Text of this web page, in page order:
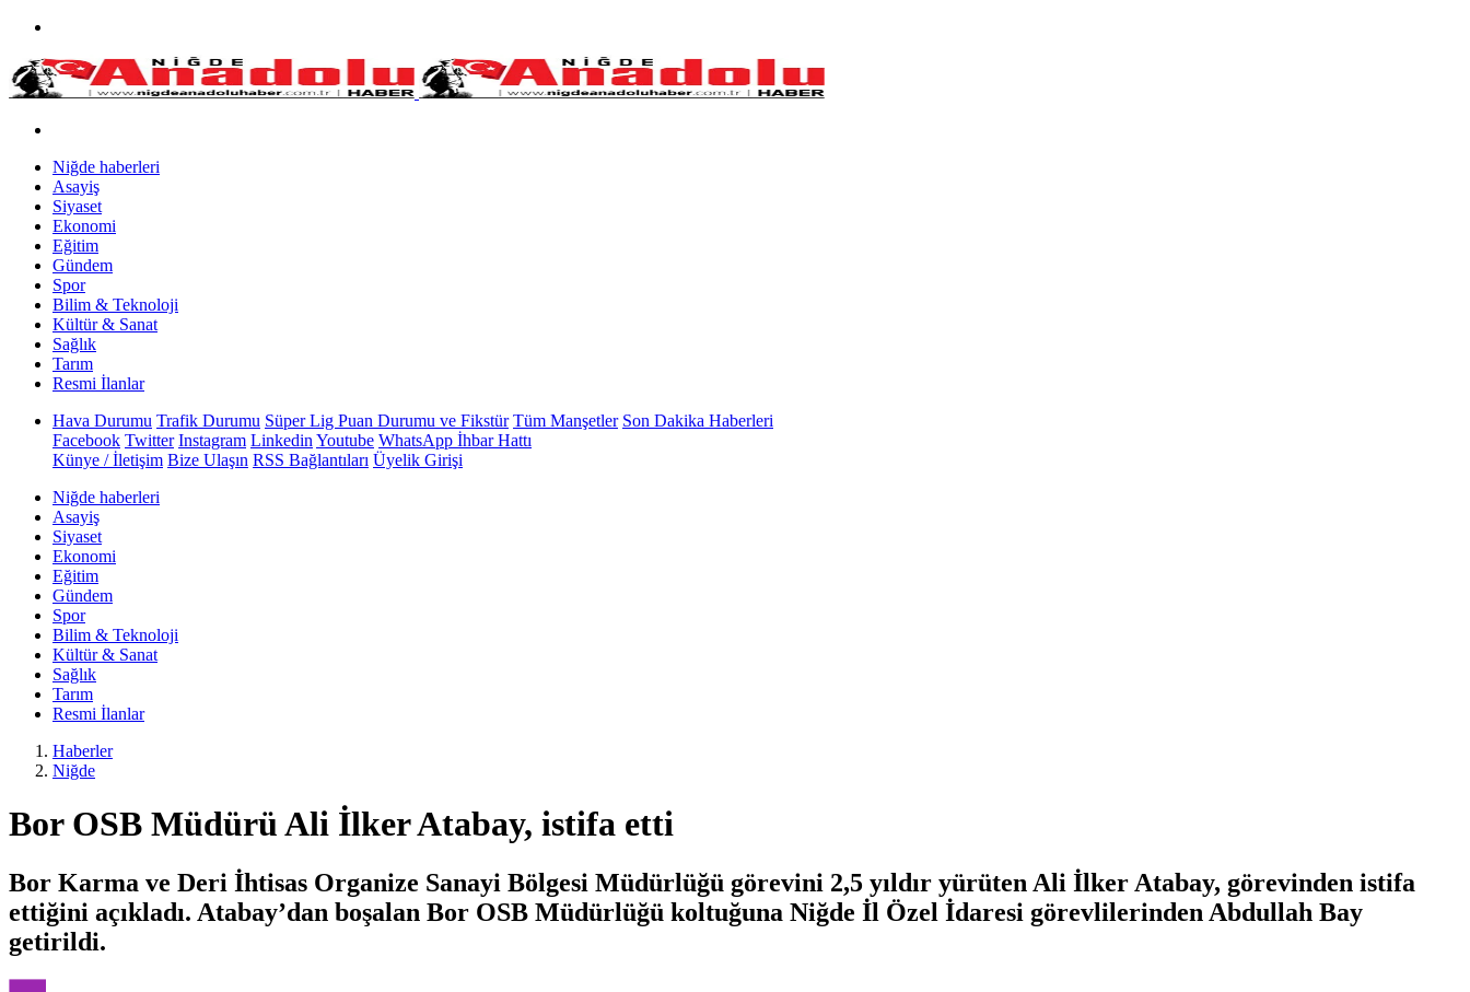
Niğde haberleri
Asayiş
Siyaset
Ekonomi
Eğitim
Gündem
Spor
Bilim & Teknoloji
Kültür & Sanat
Sağlık
Tarım
Resmi İlanlar
Hava Durumu Trafik Durumu Süper Lig Puan Durumu ve Fikstür Tüm Manşetler Son Dakika Haberleri
Facebook Twitter Instagram Linkedin Youtube WhatsApp İhbar Hattı
Künye / İletişim Bize Ulaşın RSS Bağlantıları Üyelik Girişi
Niğde haberleri
Asayiş
Siyaset
Ekonomi
Eğitim
Gündem
Spor
Bilim & Teknoloji
Kültür & Sanat
Sağlık
Tarım
Resmi İlanlar
Haberler
Niğde
Bor OSB Müdürü Ali İlker Atabay, istifa etti
Bor Karma ve Deri İhtisas Organize Sanayi Bölgesi Müdürlüğü görevini 2,5 yıldır yürüten Ali İlker Atabay, görevinden istifa
ettiğini açıkladı. Atabay’dan boşalan Bor OSB Müdürlüğü koltuğuna Niğde İl Özel İdaresi görevlilerinden Abdullah Bay
getirildi.